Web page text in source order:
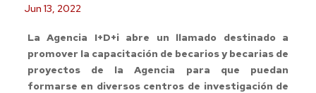
Jun 13, 2022
La Agencia I+D+i abre un llamado destinado a
promover la capacitación de becarios y becarias de
proyectos de la Agencia para que puedan
formarse en diversos centros de investigación de